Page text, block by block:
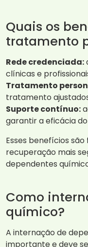
Quais os
tratamento
Rede credenciada:
clínicas e
Tratamento
tratamento
Suporte contínuo:
garantir a eficácia
Esses benefícios
recuperação mais
dependentes
Como
químico?
A internação de
importante e deve